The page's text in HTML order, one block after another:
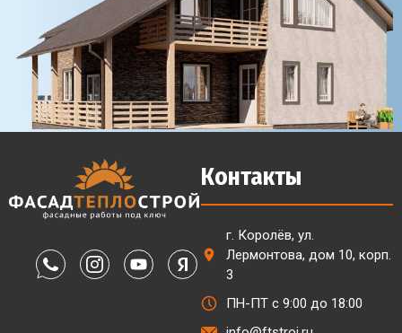
Контакты
г. Королёв, ул.
Лермонтова, дом 10, корп.
3
ПН-ПТ с 9:00 до 18:00